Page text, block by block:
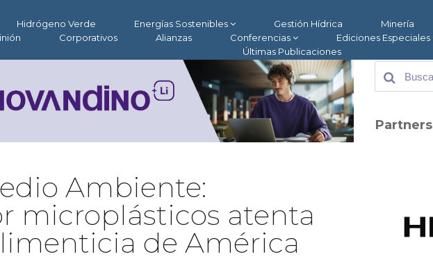
Hidrógeno Verde Energías Sostenibles Gestión Hídrica Minería
Corporativos Alianzas Conferencias Ediciones Especiales
Últimas Publicaciones
Ambiente:
microplásticos atenta
de América
Partners